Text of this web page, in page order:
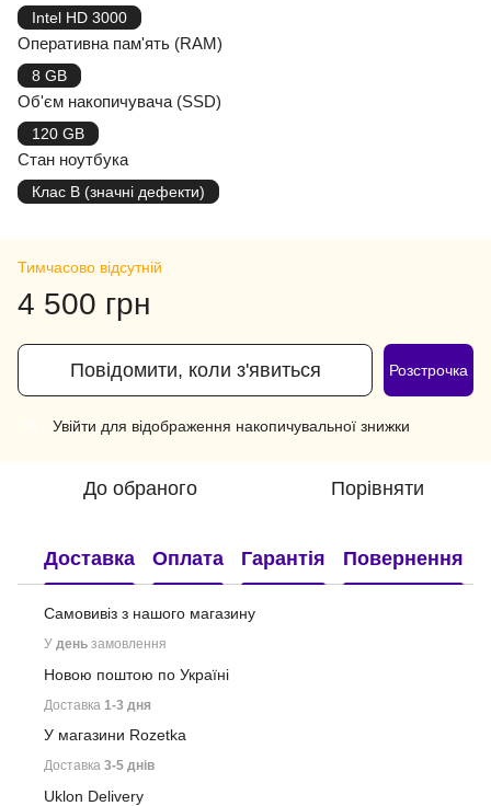
Intel HD 3000
Оперативна пам'ять (RAM)
8 GB
Об'єм накопичувача (SSD)
120 GB
Стан ноутбука
Клас B (значні дефекти)
Тимчасово відсутній
4 500 грн
Повідомити, коли з'явиться Розстрочка
Увійти для відображення накопичувальної знижки
До обраного Порівняти
Доставка Оплата Гарантія Повернення
Самовивіз з нашого магазину
У день замовлення
Новою поштою по Україні
Доставка 1-3 дня
У магазини Rozetka
Доставка 3-5 днів
Uklon Delivery